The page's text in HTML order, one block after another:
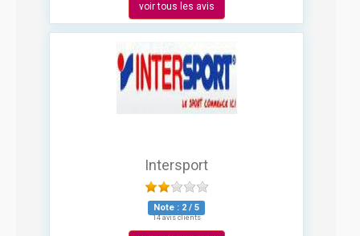
voir tous les avis
Intersport
Note : 2 / 5
14 avis clients